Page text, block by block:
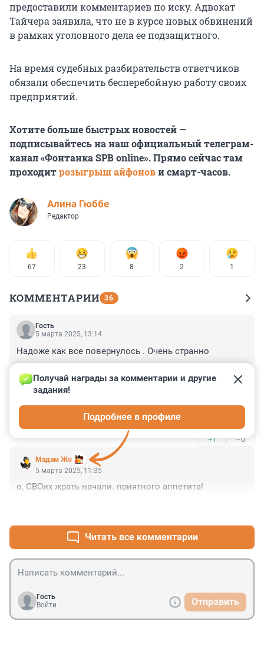
предоставили комментариев по иску. Адвокат
Тайчера заявила, что не в курсе новых обвинений
в рамках уголовного дела ее подзащитного.
На время судебных разбирательств ответчиков
обязали обеспечить бесперебойную работу своих
предприятий.
Хотите больше быстрых новостей —
подписывайтесь на наш официальный телеграм-
канал «Фонтанка SPB online». Прямо сейчас там
проходитрозыгрыш айфонови смарт-часов.
Алина Гюббе
Редактор
67 23 8 2 1
КОММЕНТАРИИ 36
Гость
5 марта 2025, 13:14
Надоже как все повернулось . Очень странно
–0
Гость
+1 –0
Мадам Жо
Получай награды за комментарии и другие
задания!
Подробнее в профиле
5 марта 2025, 11:35
о, СВОих жрать начали. приятного аппетита!
Читать все комментарии
Гость
Войти
Отправить